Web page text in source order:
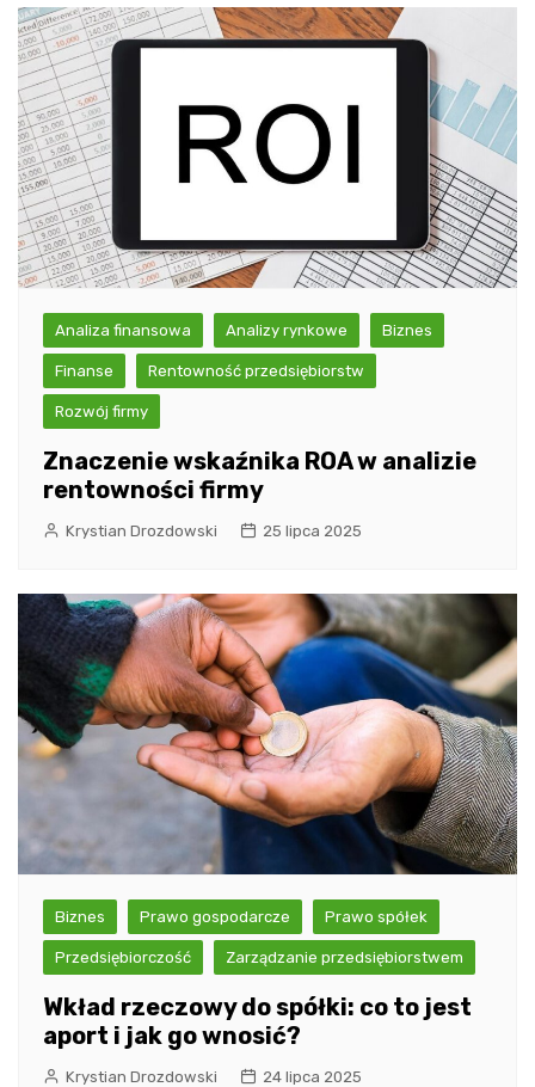
Analiza finansowa Analizy rynkowe Biznes
Finanse Rentowność przedsiębiorstw
Rozwój firmy
Znaczenie wskaźnika ROA w analizie
rentowności firmy
Krystian Drozdowski 25 lipca 2025
Biznes Prawo gospodarcze Prawo spółek
Przedsiębiorczość Zarządzanie przedsiębiorstwem
Wkład rzeczowy do spółki: co to jest
aport i jak go wnosić?
Krystian Drozdowski 24 lipca 2025